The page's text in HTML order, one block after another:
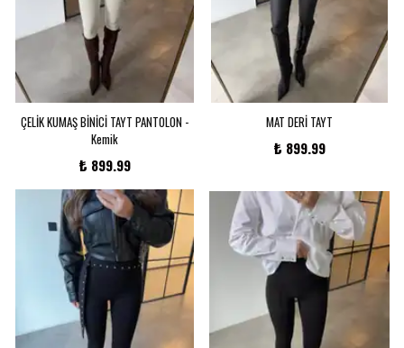
ÇELİK KUMAŞ BİNİCİ TAYT PANTOLON -
Kemik
₺ 899.99
MAT DERİ TAYT
₺ 899.99